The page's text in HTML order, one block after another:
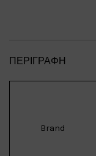
ΠΕΡΙΓΡΑΦΉ
Brand